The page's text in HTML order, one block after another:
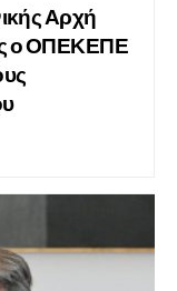
Αρχή
ο ΟΠΕΚΕΠΕ